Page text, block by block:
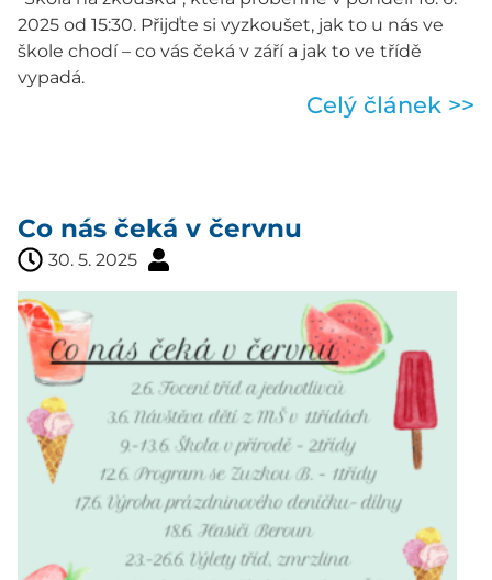
2025 od 15:30. Přijďte si vyzkoušet, jak to u nás ve
škole chodí – co vás čeká v září a jak to ve třídě
vypadá.
Celý článek >>
Co nás čeká v červnu
30. 5. 2025